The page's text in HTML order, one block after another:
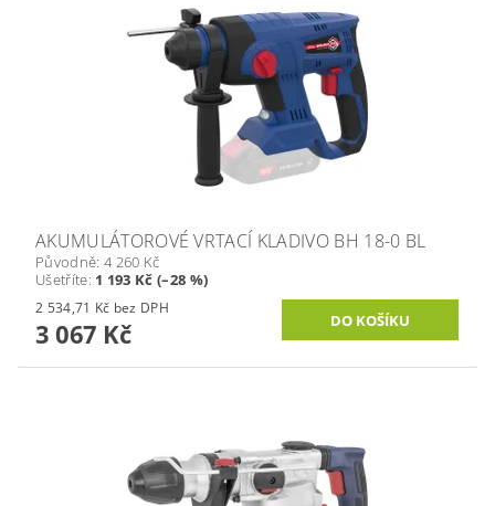
AKUMULÁTOROVÉ VRTACÍ KLADIVO BH 18-0 BL
Původně: 4 260 Kč
Ušetříte: 1 193 Kč (–28 %)
2 534,71 Kč bez DPH
3 067 Kč